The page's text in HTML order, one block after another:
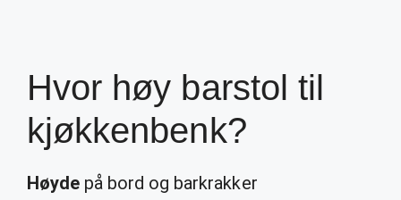
Hvor høy barstol til
kjøkkenbenk?
Høyde på bord og barkrakker